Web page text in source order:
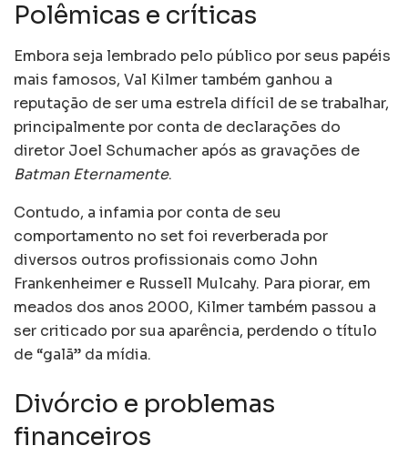
Polêmicas e críticas
Embora seja lembrado pelo público por seus papéis
mais famosos, Val Kilmer também ganhou a
reputação de ser uma estrela difícil de se trabalhar,
principalmente por conta de declarações do
diretor Joel Schumacher após as gravações de
Batman Eternamente.
Contudo, a infamia por conta de seu
comportamento no set foi reverberada por
diversos outros profissionais como John
Frankenheimer e Russell Mulcahy. Para piorar, em
meados dos anos 2000, Kilmer também passou a
ser criticado por sua aparência, perdendo o título
de “galã” da mídia.
Divórcio e problemas
financeiros